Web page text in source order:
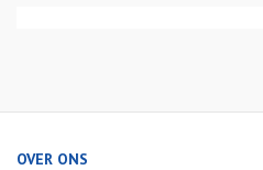
OVER ONS